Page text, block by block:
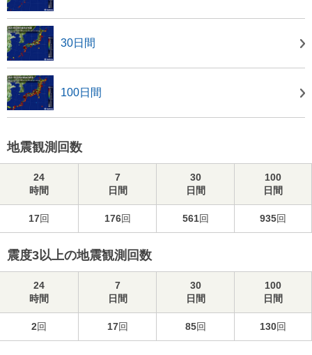
30日間
100日間
地震観測回数
24
時間
7
日間
30
日間
100
日間
17回 176回 561回 935回
震度3以上の地震観測回数
24
時間
7
日間
30
日間
100
日間
2回 17回 85回 130回